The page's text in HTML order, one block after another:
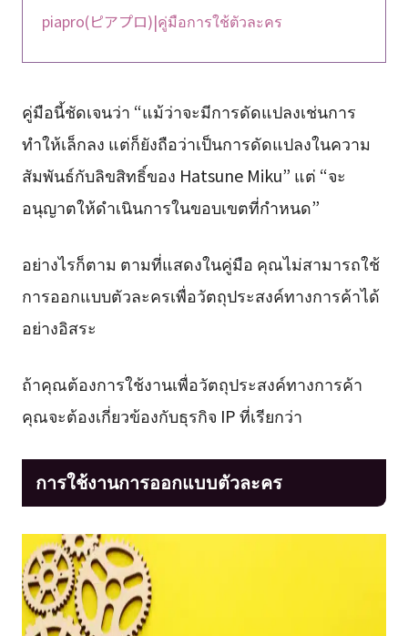
piapro(ピアプロ)|คู่มือการใช้ตัวละคร
คู่มือนี้ชัดเจนว่า “แม้ว่าจะมีการดัดแปลงเช่นการ
ทำให้เล็กลง แต่ก็ยังถือว่าเป็นการดัดแปลงในความ
สัมพันธ์กับลิขสิทธิ์ของ Hatsune Miku” แต่ “จะ
อนุญาตให้ดำเนินการในขอบเขตที่กำหนด”
อย่างไรก็ตาม ตามที่แสดงในคู่มือ คุณไม่สามารถใช้
การออกแบบตัวละครเพื่อวัตถุประสงค์ทางการค้าได้
อย่างอิสระ
ถ้าคุณต้องการใช้งานเพื่อวัตถุประสงค์ทางการค้า
คุณจะต้องเกี่ยวข้องกับธุรกิจ IP ที่เรียกว่า
การใช้งานการออกแบบตัวละคร